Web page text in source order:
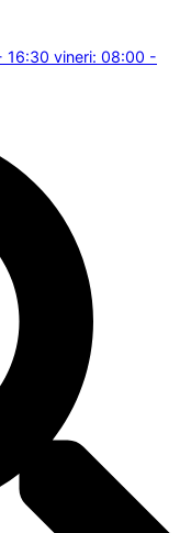
16:30 vineri: 08:00 -